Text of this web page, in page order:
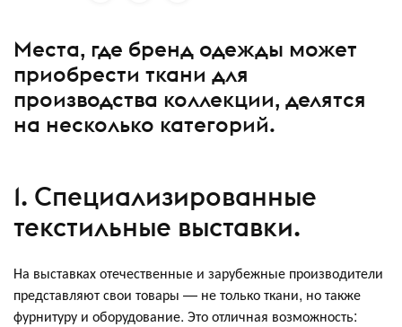
Места, где бренд одежды может
приобрести ткани для
производства коллекции, делятся
на несколько категорий.
1. Специализированные
текстильные выставки.
На выставках отечественные и зарубежные производители
представляют свои товары — не только ткани, но также
фурнитуру и оборудование. Это отличная возможность: